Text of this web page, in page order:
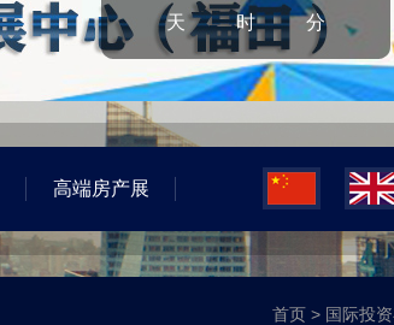
天 时 分
高端房产展
首页 > 国际投